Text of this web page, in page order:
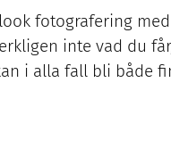
fotografering
inte vad du
i alla fall bli både